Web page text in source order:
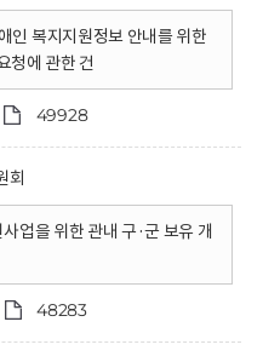
인 복지지원정보 안내를 위한
청에 관한 건
49928
회
업을 위한 관내 구·군 보유 개
48283